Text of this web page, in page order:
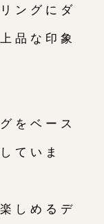
ングにダ
品な印象
をベース
ていま
しめるデ